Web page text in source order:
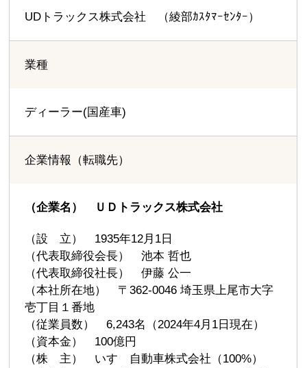
UDトラックス株式会社 （綾部ｶｽﾀﾏｰｾﾝﾀｰ）
業種
ディーラー(国産車)
企業情報（転職先）
（企業名） ＵＤトラックス株式会社
（設 立） 1935年12月1日
（代表取締役会長） 池本 哲也
（代表取締役社長） 伊藤 公一
（本社所在地） 〒362-0046 埼玉県上尾市大字
壱丁目１番地
（従業員数） 6,243名（2024年4月1日現在）
（資本金） 100億円
（株 主） いすゞ自動車株式会社（100%）